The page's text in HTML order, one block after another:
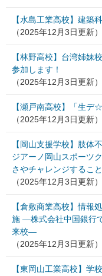
【水島工業高校】建築
（2025年12月3日更新）
【林野高校】台湾姉妹
参加します！
（2025年12月3日更新）
【瀬戸南高校】「生デ
（2025年12月3日更新）
【岡山支援学校】肢体
ジアーノ岡山スポーツ
さやチャレンジするこ
（2025年12月3日更新）
【倉敷商業高校】情報
施 ―株式会社中国銀行
来校―
（2025年12月3日更新）
【東岡山工業高校】学